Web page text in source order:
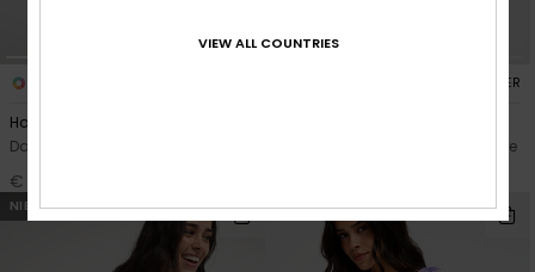
Hazey Hibiscus Tiki Tri
Dames Wit Triangel bikinitop
€ 35,00
RECYCLED FIBER
Dames Wit Tie side Bikinibroekje
NIEUW NIEUW
VIEW ALL COUNTRIES